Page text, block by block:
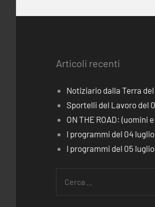
Articoli recenti
Notiziario dalla Terra del
Sportelli del Lavoro del
ON THE ROAD: (uomini
I programmi del 04 luglio
I programmi del 05 luglio